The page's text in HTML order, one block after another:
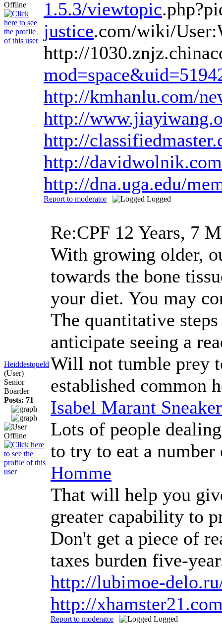
1.5.3/viewtopic
justice.com/wiki/
http://
http://kmhanlu.com/
http://
http://
http://
http://dna.uga.edu/
Report to moderator Logged
Heiddestqueld
(User)
Senior
Boarder
Posts: 71
Re:CPF 12 Years, 7
With growing older,
towards the bone
your diet. You may
The quantitative
anticipate seeing a
Will not tumble prey
established common
Isabel Marant
Lots of people
to try to eat a
Homme
That will help you
greater capability to
Don't get a piece of
taxes burden five-
http://lubimoe-
http://
Report to moderator Logged